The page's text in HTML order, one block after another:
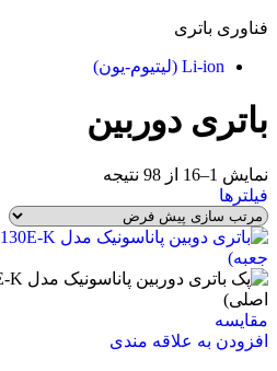
فناوری باتری
Li-ion (لیتیوم-یون)
باتری دوربین
نمایش 1–16 از 98 نتیجه
فیلترها
مقايسه
افزودن به علاقه مندی